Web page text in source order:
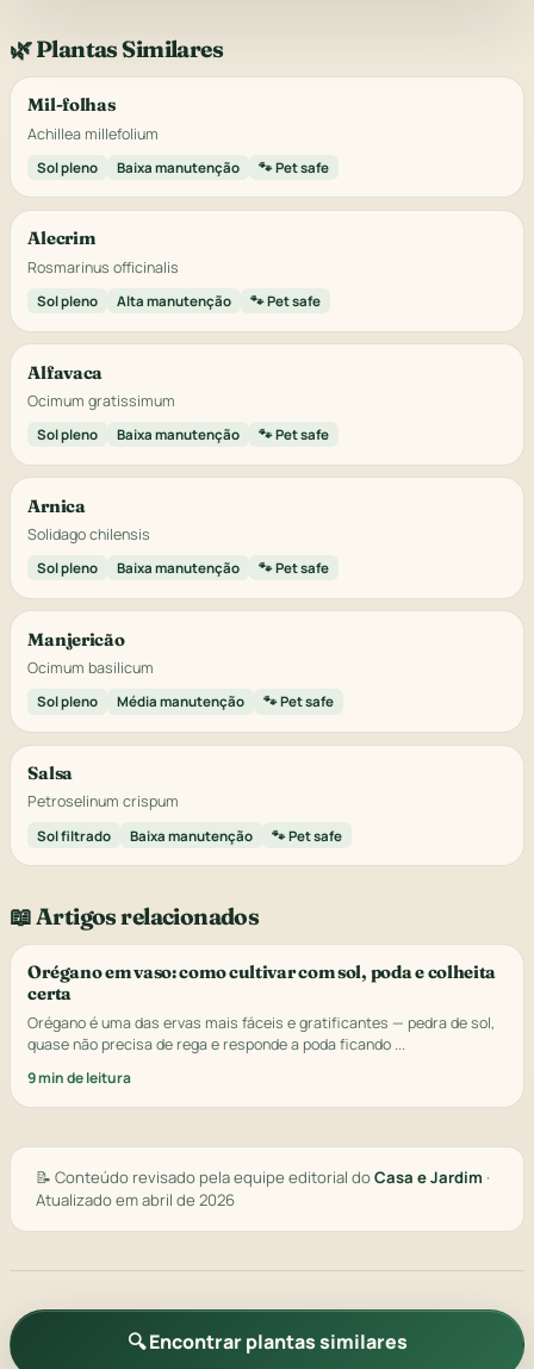
🌿 Plantas Similares
Mil-folhas
Achillea millefolium
Sol pleno Baixa manutenção 🐾 Pet safe
Alecrim
Rosmarinus officinalis
Sol pleno Alta manutenção 🐾 Pet safe
Alfavaca
Ocimum gratissimum
Sol pleno Baixa manutenção 🐾 Pet safe
Arnica
Solidago chilensis
Sol pleno Baixa manutenção 🐾 Pet safe
Manjericão
Ocimum basilicum
Sol pleno Média manutenção 🐾 Pet safe
Salsa
Petroselinum crispum
Sol filtrado Baixa manutenção 🐾 Pet safe
📖 Artigos relacionados
Orégano em vaso: como cultivar com sol, poda e colheita
certa
Orégano é uma das ervas mais fáceis e gratificantes — pedra de sol,
quase não precisa de rega e responde a poda ficando ...
9 min de leitura
📝 Conteúdo revisado pela equipe editorial doCasa e Jardim ·
Atualizado em abril de 2026
🔍 Encontrar plantas similares